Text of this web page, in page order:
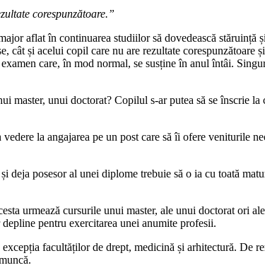
corespunzătoare.”
aflat în continuarea studiilor să dovedească stăruință
cât și acelui copil care nu are rezultate corespunzătoare
care, în mod normal, se susține în anul întâi.
unui doctorat? Copilul s-ar putea să se înscrie la
la angajarea pe un post care să îi ofere veniturile
posesor al unei diplome trebuie să o ia cu toată
urmează cursurile unui master, ale unui doctorat ori
pentru exercitarea unei anumite profesii.
facultăților de drept, medicină și arhitectură. De